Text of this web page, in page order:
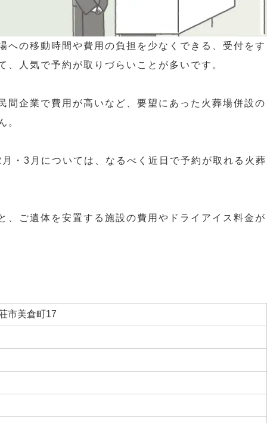
への移動時間や費用の負担を少なくできる、受付をす
、人気で予約が取りづらいことが多いです。
間企業で費用が高いなど、要望にあった火葬場併設の
。
・3月については、なるべく近日で予約が取れる火葬
、ご遺体を安置する施設の費用やドライアイス料金が
市美倉町17